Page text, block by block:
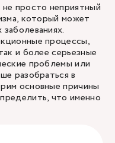
просто неприятный
который может
процессы,
и более серьезные
проблемы или
разобраться в
основные причины
что именно